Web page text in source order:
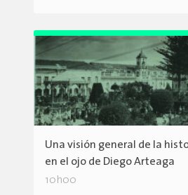
Una visión general de la
en el ojo de Diego Arteaga
10h00